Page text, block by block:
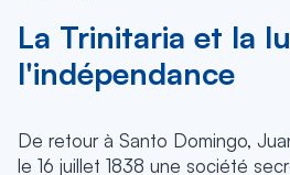
La Trinitaria et la
l'indépendance
De retour à Santo Domingo,
le 16 juillet 1838 une société